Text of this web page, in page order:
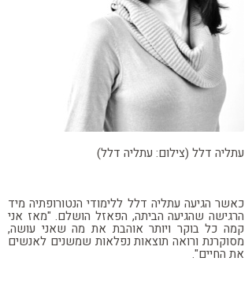
עתליה דלל (צילום: עתליה דלל)
כאשר הגיעה עתליה דלל ללימודי הנטורופתיה מיד
הרגישה שהגיעה הביתה, הפאזל הושלם. "מאז אני
קמה כל בוקר ויותר אוהבת את מה שאני עושה,
מסוקרנת ורואה תוצאות נפלאות שמשנים לאנשים
את החיים".